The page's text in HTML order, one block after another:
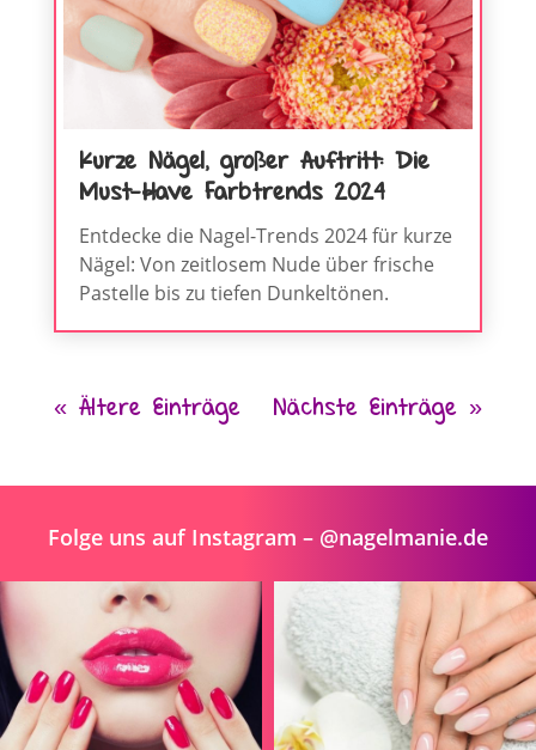
Kurze Nägel, großer Auftritt: Die
Must-Have Farbtrends 2024
Entdecke die Nagel-Trends 2024 für kurze
Nägel: Von zeitlosem Nude über frische
Pastelle bis zu tiefen Dunkeltönen.
« Ältere Einträge Nächste Einträge »
Folge uns auf Instagram – @nagelmanie.de